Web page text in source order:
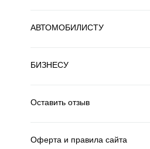
АВТОМОБИЛИСТУ
БИЗНЕСУ
Оставить отзыв
Оферта и правила сайта